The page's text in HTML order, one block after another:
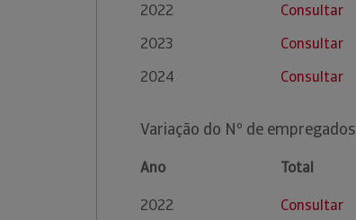
2022
Consultar
2023
Consultar
2024
Consultar
Variação do Nº de empregados
Ano Total
2022
Consultar